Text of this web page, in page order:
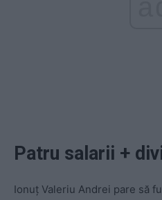
Patru salarii +
Ionuț Valeriu Andrei pare să